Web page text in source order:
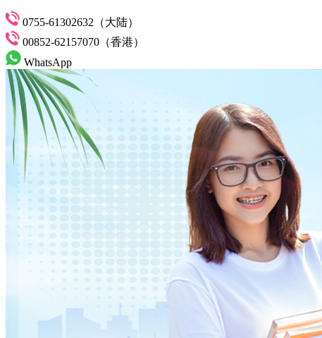
0755-61302632（大陆）
00852-62157070（香港）
WhatsApp